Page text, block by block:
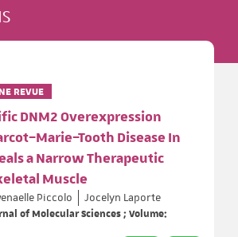
REVUE
DNM2 Overexpression
Disease In
a Narrow Therapeutic
Muscle
Piccolo
Jocelyn Laporte
of Molecular Sciences ; Volume: